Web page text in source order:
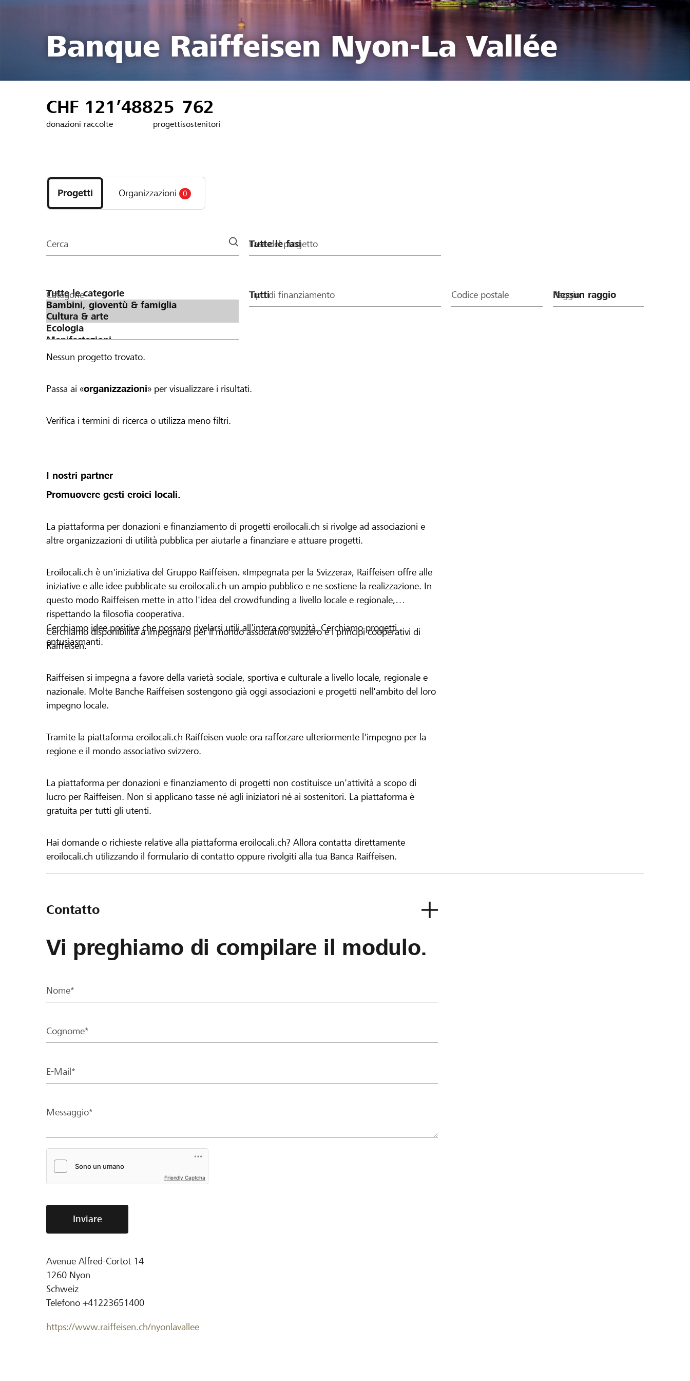
Banque Raiffeisen Nyon-La Vallée
CHF 121’488
donazioni raccolte
25
progetti
762
sostenitori
i
progetti
e
della
Progetti Organizzazioni 0
Cerca Fase del progetto
Categorie Tipo di finanziamento Codice postale Raggio
Nessun progetto trovato.
Passa ai «organizzazioni» per visualizzare i risultati.
Verifica i termini di ricerca o utilizza meno filtri.
I nostri partner
Promuovere gesti eroici locali.
La piattaforma per donazioni e finanziamento di progetti eroilocali.ch si rivolge ad associazioni e
altre organizzazioni di utilità pubblica per aiutarle a finanziare e attuare progetti.
Eroilocali.ch è un'iniziativa del Gruppo Raiffeisen. «Impegnata per la Svizzera», Raiffeisen offre alle
iniziative e alle idee pubblicate su eroilocali.ch un ampio pubblico e ne sostiene la realizzazione. In
questo modo Raiffeisen mette in atto l'idea del crowdfunding a livello locale e regionale,
rispettando la filosofia cooperativa.
Cerchiamo idee positive che possano rivelarsi utili all'intera comunità. Cerchiamo progetti
entusiasmanti.
Cerchiamo disponibilità a impegnarsi per il mondo associativo svizzero e i principi cooperativi di
Raiffeisen.
Raiffeisen si impegna a favore della varietà sociale, sportiva e culturale a livello locale, regionale e
nazionale. Molte Banche Raiffeisen sostengono già oggi associazioni e progetti nell'ambito del loro
impegno locale.
Tramite la piattaforma eroilocali.ch Raiffeisen vuole ora rafforzare ulteriormente l'impegno per la
regione e il mondo associativo svizzero.
La piattaforma per donazioni e finanziamento di progetti non costituisce un'attività a scopo di
lucro per Raiffeisen. Non si applicano tasse né agli iniziatori né ai sostenitori. La piattaforma è
gratuita per tutti gli utenti.
Hai domande o richieste relative alla piattaforma eroilocali.ch? Allora contatta direttamente
eroilocali.ch utilizzando il formulario di contatto oppure rivolgiti alla tua Banca Raiffeisen.
Contatto
Vi preghiamo di compilare il modulo.
Nome*
Cognome*
E-Mail*
Messaggio*
Friendly Captcha
Inviare
Avenue Alfred-Cortot 14
1260 Nyon
Schweiz
Telefono +41223651400
https://www.raiffeisen.ch/nyonlavallee